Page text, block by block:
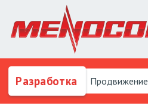
Разработка Продвижение